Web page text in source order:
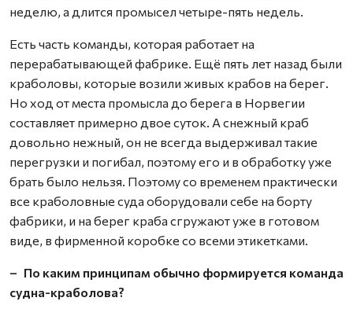
неделю, а длится промысел четыре-пять недель.
Есть часть команды, которая работает на
перерабатывающей фабрике. Ещё пять лет назад были
краболовы, которые возили живых крабов на берег.
Но ход от места промысла до берега в Норвегии
составляет примерно двое суток. А снежный краб
довольно нежный, он не всегда выдерживал такие
перегрузки и погибал, поэтому его и в обработку уже
брать было нельзя. Поэтому со временем практически
все краболовные суда оборудовали себе на борту
фабрики, и на берег краба сгружают уже в готовом
виде, в фирменной коробке со всеми этикетками.
– По каким принципам обычно формируется команда
судна-краболова?